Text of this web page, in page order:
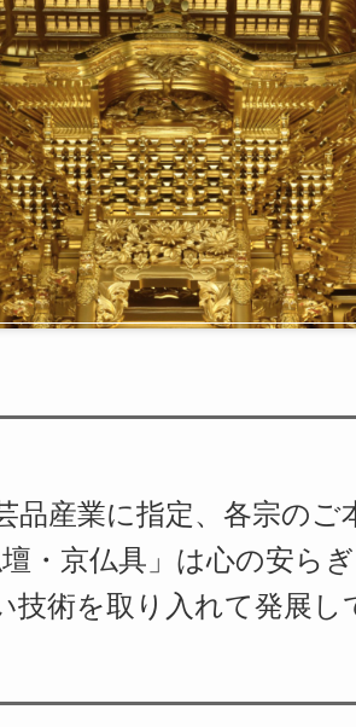
品産業に指定、各宗のご
・京仏具」は心の安ら
技術を取り入れて発展し